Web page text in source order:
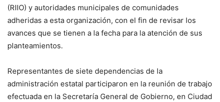
(RIIO) y autoridades municipales de comunidades
adheridas a esta organización, con el fin de revisar los
avances que se tienen a la fecha para la atención de sus
planteamientos.
Representantes de siete dependencias de la
administración estatal participaron en la reunión de trabajo
efectuada en la Secretaría General de Gobierno, en Ciudad